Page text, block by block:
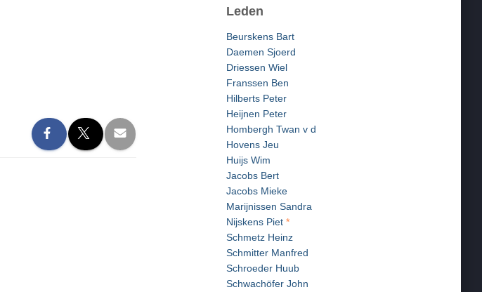
Leden
Beurskens Bart
Daemen Sjoerd
Driessen Wiel
Franssen Ben
Hilberts Peter
Heijnen Peter
Hombergh Twan v d
Hovens Jeu
Huijs Wim
Jacobs Bert
Jacobs Mieke
Marijnissen Sandra
Nijskens Piet *
Schmetz Heinz
Schmitter Manfred
Schroeder Huub
Schwachöfer John